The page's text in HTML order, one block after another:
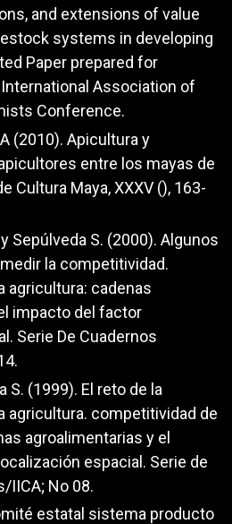
and extensions of value
systems in developing
Paper prepared for
Association of
Conference.
(2010). Apicultura y
entre los mayas de
Cultura Maya, XXXV (), 163-
Sepúlveda S. (2000). Algunos
la competitividad.
agricultura: cadenas
impacto del factor
Serie De Cuadernos
S. (1999). El reto de la
agricultura. competitividad de
agroalimentarias y el
espacial. Serie de
IICA; No 08.
estatal sistema producto